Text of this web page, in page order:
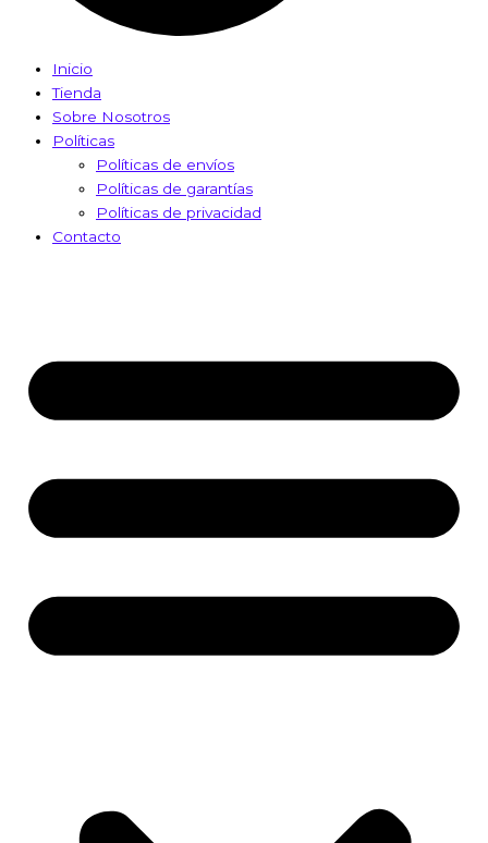
Inicio
Tienda
Sobre Nosotros
Políticas
Políticas de envíos
Políticas de garantías
Políticas de privacidad
Contacto